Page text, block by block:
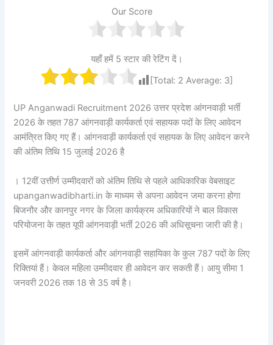
Our Score
यहाँ हमें 5 स्टार की रेटिंग दें।
[Total: 2 Average: 3]
UP Anganwadi Recruitment 2026 उत्तर प्रदेश आंगनवाड़ी भर्ती
2026 के तहत 787 आंगनवाड़ी कार्यकर्ता एवं सहायक पदों के लिए आवेदन
आमंत्रित किए गए हैं। आंगनवाड़ी कार्यकर्ता एवं सहायक के लिए आवेदन करने
की अंतिम तिथि 15 जुलाई 2026 है
। 12वीं उत्तीर्ण उम्मीदवारों को अंतिम तिथि से पहले आधिकारिक वेबसाइट
upanganwadibharti.in के माध्यम से अपना आवेदन जमा करना होगा
बिजनौर और कानपुर नगर के जिला कार्यक्रम अधिकारियों ने बाल विकास
परियोजना के तहत यूपी आंगनवाड़ी भर्ती 2026 की अधिसूचना जारी की है।
इसमें आंगनवाड़ी कार्यकर्ता और आंगनवाड़ी सहायिका के कुल 787 पदों के लिए
रिक्तियां हैं। केवल महिला उम्मीदवार ही आवेदन कर सकती हैं। आयु सीमा 1
जनवरी 2026 तक 18 से 35 वर्ष है।